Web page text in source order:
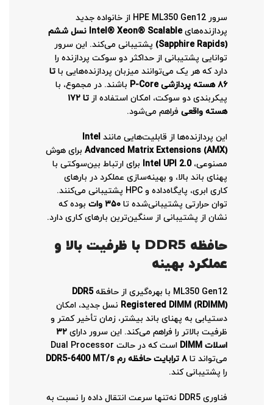
سرور HPE ML350 Gen12 از خانواده جدید
پردازنده‌های
Intel® Xeon® Scalable نسل ششم
(Sapphire Rapids)
پشتیبانی می‌کند. این سرور
توانایی پشتیبانی از حداکثر دو سوکت پردازنده را
دارد که هر یک می‌توانند میزبان پردازنده‌هایی با تا
۸۶ هسته پردازشی P-Core
باشند. در مجموع، با
پیکربندی دو سوکت، امکان استفاده از
تا ۱۷۲
هسته واقعی فراهم می‌شود.
این پردازنده‌ها از قابلیت‌هایی مانند Intel
Advanced Matrix Extensions (AMX) برای هوش
مصنوعی،Intel UPI 2.0 برای ارتباط بین‌سوکتی با
پهنای باند بالا، و بهینه‌سازی عملکرد در بارهای
کاری ابری، پایگاه‌داده و HPC پشتیبانی می‌کنند.
توان حرارتی پشتیبانی‌شده تا ۳۵۰ وات
بوده که
نشان از پشتیبانی از سنگین‌ترین بارهای کاری دارد.
حافظه DDR5 با ظرفیت بالا و
عملکرد بهینه
ML350 Gen12 با بهره‌گیری از حافظه
DDR5
Registered DIMM (RDIMM) نسل جدید، امکان
دستیابی به پهنای باند بیشتر، زمان تأخیر کمتر و
ظرفیت بالاتر را فراهم می‌کند. این سرور دارای ۳۲
اسلات DIMM
است که در حالت Dual Processor
می‌تواند تا ۸ ترابایت حافظه رم DDR5-6400 MT/s
را پشتیبانی کند.
فناوری DDR5 نه‌تنها سرعت انتقال داده را نسبت به